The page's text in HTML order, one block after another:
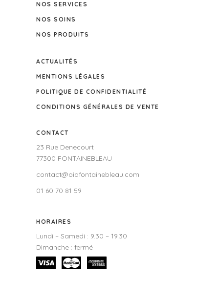
NOS SERVICES
NOS SOINS
NOS PRODUITS
ACTUALITÉS
MENTIONS LÉGALES
POLITIQUE DE CONFIDENTIALITÉ
CONDITIONS GÉNÉRALES DE VENTE
CONTACT
23 Rue Denecourt
77300 FONTAINEBLEAU
contact@oiafontainebleau.com
01 60 70 81 59
HORAIRES
Lundi – Samedi : 9.30 – 19.30
Dimanche : fermé